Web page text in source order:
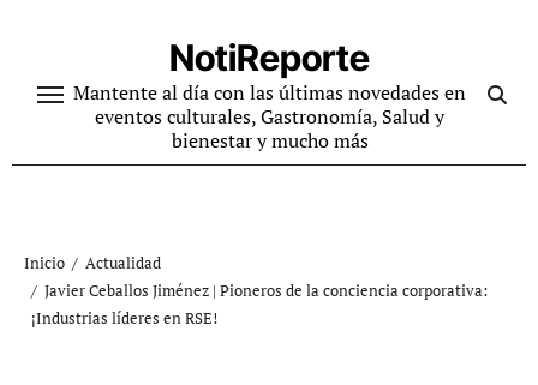
contenido
NotiReporte
Mantente al día con las últimas novedades en
eventos culturales, Gastronomía, Salud y
bienestar y mucho más
Inicio
Actualidad
Javier Ceballos Jiménez | Pioneros de la conciencia corporativa:
¡Industrias líderes en RSE!